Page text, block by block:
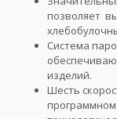
позволяет
Система
изделий.
Шесть